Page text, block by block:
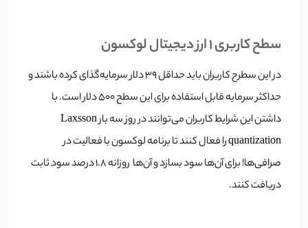
سطح کاربری 1 ارز دیجیتال لوکسون
در این سطرح کاربران باید حداقل ۳۹ دلار سرمایه‌گذای کرده باشند و
حداکثر سرمایه قابل استفاده برای این سطح 500 دلار است. با
داشتن این شرایط کاربران می‌توانند در روز سه بار Laxsson
quantization را فعال کنند تا برنامه لوکسون با فعالیت در
صرافی‌ها! برای آن‌ها سود بسازد و آن‌ها روزانه ۱.۸ درصد سود ثابت
دریافت کنند.